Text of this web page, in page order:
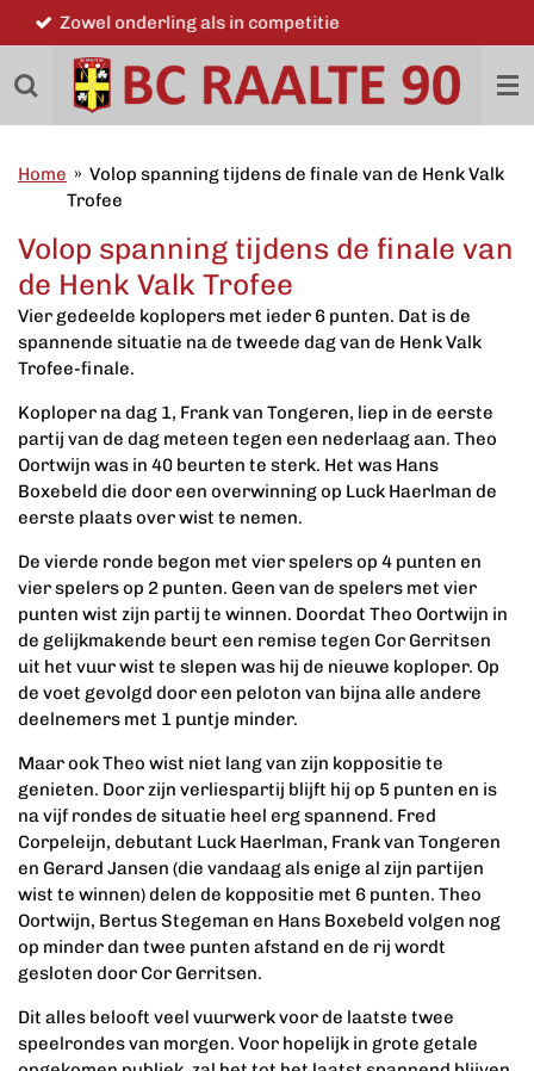
direct
naar
hoofdinhoud
Word ook lid
Home » Volop spanning tijdens de finale van de Henk Valk
Trofee
Volop spanning tijdens de finale van
de Henk Valk Trofee
Vier gedeelde koplopers met ieder 6 punten. Dat is de
spannende situatie na de tweede dag van de Henk Valk
Trofee-finale.
Koploper na dag 1, Frank van Tongeren, liep in de eerste
partij van de dag meteen tegen een nederlaag aan. Theo
Oortwijn was in 40 beurten te sterk. Het was Hans
Boxebeld die door een overwinning op Luck Haerlman de
eerste plaats over wist te nemen.
De vierde ronde begon met vier spelers op 4 punten en
vier spelers op 2 punten. Geen van de spelers met vier
punten wist zijn partij te winnen. Doordat Theo Oortwijn in
de gelijkmakende beurt een remise tegen Cor Gerritsen
uit het vuur wist te slepen was hij de nieuwe koploper. Op
de voet gevolgd door een peloton van bijna alle andere
deelnemers met 1 puntje minder.
Maar ook Theo wist niet lang van zijn koppositie te
genieten. Door zijn verliespartij blijft hij op 5 punten en is
na vijf rondes de situatie heel erg spannend. Fred
Corpeleijn, debutant Luck Haerlman, Frank van Tongeren
en Gerard Jansen (die vandaag als enige al zijn partijen
wist te winnen) delen de koppositie met 6 punten. Theo
Oortwijn, Bertus Stegeman en Hans Boxebeld volgen nog
op minder dan twee punten afstand en de rij wordt
gesloten door Cor Gerritsen.
Dit alles belooft veel vuurwerk voor de laatste twee
speelrondes van morgen. Voor hopelijk in grote getale